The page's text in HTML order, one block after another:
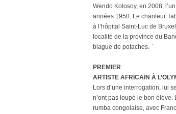
Wendo Kolosoy, en 2008,
années 1950. Le chanteur
à l’hôpital Saint-Luc de
localité de la province du
blague de potaches. `
PREMIER
ARTISTE AFRICAIN À
Lors d’une interrogation, lui
n’ont pas loupé le bon
rumba congolaise, avec